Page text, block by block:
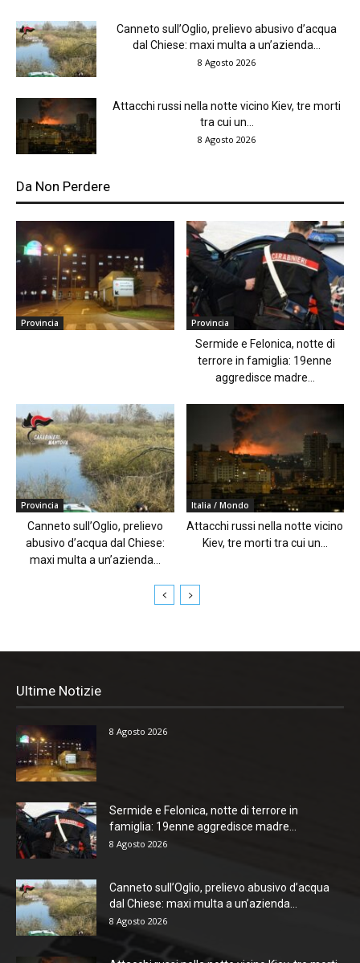
Canneto sull’Oglio, prelievo abusivo d’acqua
dal Chiese: maxi multa a un’azienda...
8 Agosto 2026
Attacchi russi nella notte vicino Kiev, tre morti
tra cui un...
8 Agosto 2026
Da Non Perdere
Provincia Provincia
Sermide e Felonica, notte di
terrore in famiglia: 19enne
aggredisce madre...
Provincia
Canneto sull’Oglio, prelievo
abusivo d’acqua dal Chiese:
maxi multa a un’azienda...
Italia / Mondo
Attacchi russi nella notte vicino
Kiev, tre morti tra cui un...
Ultime Notizie
8 Agosto 2026
Sermide e Felonica, notte di terrore in
famiglia: 19enne aggredisce madre...
8 Agosto 2026
Canneto sull’Oglio, prelievo abusivo d’acqua
dal Chiese: maxi multa a un’azienda...
8 Agosto 2026